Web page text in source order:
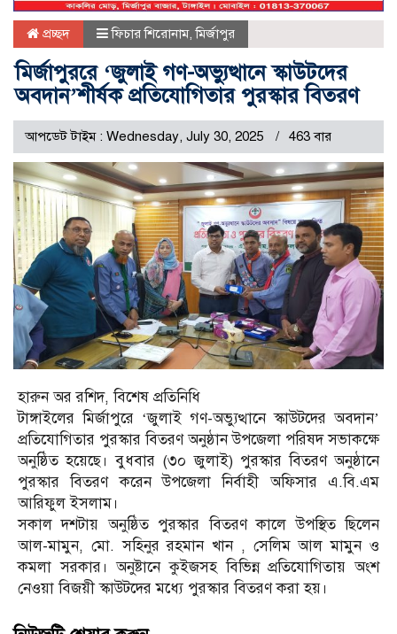
প্রচ্ছদ ফিচার শিরোনাম,মির্জাপুর
মির্জাপুররে ‘জুলাই গণ-অভ্যুত্থানে স্কাউটদের
অবদান’শীর্ষক প্রতিযোগিতার পুরস্কার বিতরণ
আপডেট টাইম : Wednesday, July 30, 2025 463 বার
হারুন অর রশিদ, বিশেষ প্রতিনিধি
টাঙ্গাইলের মির্জাপুরে ‘জুলাই গণ-অভ্যুত্থানে স্কাউটদের অবদান’
প্রতিযোগিতার পুরস্কার বিতরণ অনুষ্ঠান উপজেলা পরিষদ সভাকক্ষে
অনুষ্ঠিত হয়েছে। বুধবার (৩০ জুলাই) পুরস্কার বিতরণ অনুষ্ঠানে
পুরস্কার বিতরণ করেন উপজেলা নির্বাহী অফিসার এ.বি.এম
আরিফুল ইসলাম।
সকাল দশটায় অনুষ্ঠিত পুরস্কার বিতরণ কালে উপস্থিত ছিলেন
আল-মামুন, মো. সহিনুর রহমান খান , সেলিম আল মামুন ও
কমলা সরকার। অনুষ্টানে কুইজসহ বিভিন্ন প্রতিযোগিতায় অংশ
নেওয়া বিজয়ী স্কাউটদের মধ্যে পুরস্কার বিতরণ করা হয়।